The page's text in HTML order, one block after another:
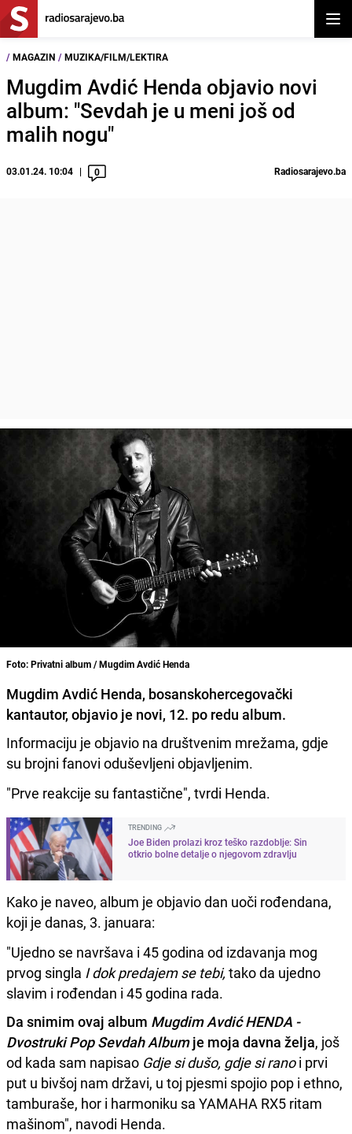
/ MAGAZIN / MUZIKA/FILM/LEKTIRA
Mugdim Avdić Henda objavio novi
album: "Sevdah je u meni još od
malih nogu"
03.01.24. 10:04 0 Radiosarajevo.ba
Foto: Privatni album / Mugdim Avdić Henda
Mugdim Avdić Henda, bosanskohercegovački
kantautor, objavio je novi, 12. po redu album.
Informaciju je objavio na društvenim mrežama, gdje
su brojni fanovi oduševljeni objavljenim.
"Prve reakcije su fantastične", tvrdi Henda.
TRENDING
Joe Biden prolazi kroz teško razdoblje: Sin
otkrio bolne detalje o njegovom zdravlju
Kako je naveo, album je objavio dan uoči rođendana,
koji je danas, 3. januara:
"Ujedno se navršava i 45 godina od izdavanja mog
prvog singla I dok predajem se tebi, tako da ujedno
slavim i rođendan i 45 godina rada.
Da snimim ovaj album Mugdim Avdić HENDA -
Dvostruki Pop Sevdah Albumje moja davna želja, još
od kada sam napisao Gdje si dušo, gdje si ranoi prvi
put u bivšoj nam državi, u toj pjesmi spojio pop i ethno,
tamburaše, hor i harmoniku sa YAMAHA RX5 ritam
mašinom", navodi Henda.